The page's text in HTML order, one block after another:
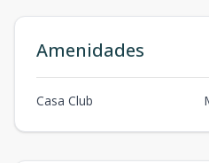
Amenidades
Casa Club